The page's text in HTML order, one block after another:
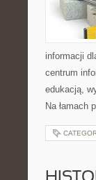
informacji
centrum
edukacją,
Na łamach